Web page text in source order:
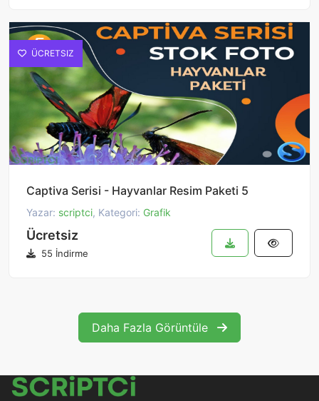
ÜCRETSIZ
Captiva Serisi - Hayvanlar Resim Paketi 5
Yazar: scriptci, Kategori: Grafik
Ücretsiz
55 İndirme
Daha Fazla Görüntüle